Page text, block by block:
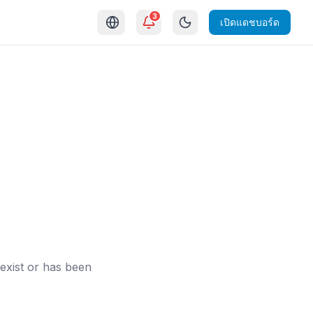
3
เปิดแดชบอร์ด
or has been